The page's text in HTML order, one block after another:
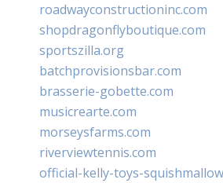
roadwayconstructioninc.com
shopdragonflyboutique.com
sportszilla.org
batchprovisionsbar.com
brasserie-gobette.com
musicrearte.com
morseysfarms.com
riverviewtennis.com
official-kelly-toys-